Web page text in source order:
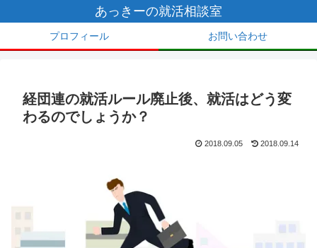
あっきーの就活相談室
プロフィール お問い合わせ
経団連の就活ルール廃止後、就活はどう変
わるのでしょうか？
2018.09.05 2018.09.14